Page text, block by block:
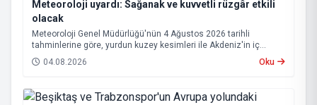
Meteoroloji uyardı: Sağanak ve kuvvetli rüzgâr etkili
olacak
Meteoroloji Genel Müdürlüğü'nün 4 Ağustos 2026 tarihli
tahminlerine göre, yurdun kuzey kesimleri ile Akdeniz'in iç
bölgelerinde yer yer sağanak ve gök gürültülü sağanak yağış
bekleniyor.
04.08.2026 Oku